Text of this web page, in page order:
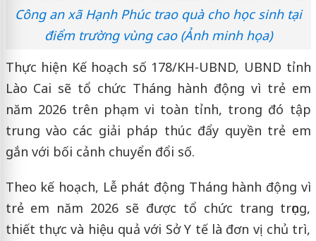
Công an xã Hạnh Phúc trao quà cho học sinh tại
điểm trường vùng cao (Ảnh minh họa)
Thực hiện Kế hoạch số 178/KH-UBND, UBND tỉnh
Lào Cai sẽ tổ chức Tháng hành động vì trẻ em
năm 2026 trên phạm vi toàn tỉnh, trong đó tập
trung vào các giải pháp thúc đẩy quyền trẻ em
gắn với bối cảnh chuyển đổi số.
Theo kế hoạch, Lễ phát động Tháng hành động vì
trẻ em năm 2026 sẽ được tổ chức trang trọng,
thiết thực và hiệu quả với Sở Y tế là đơn vị chủ trì,